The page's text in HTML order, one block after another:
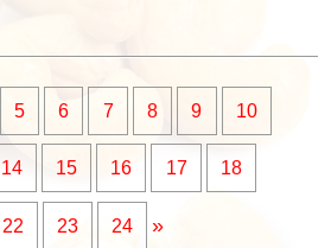
5 6 7 8 9 10
14 15 16 17 18
22 23 24 »